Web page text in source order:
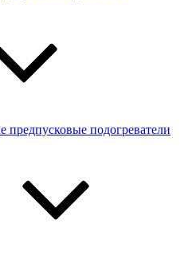
предпусковые подогреватели